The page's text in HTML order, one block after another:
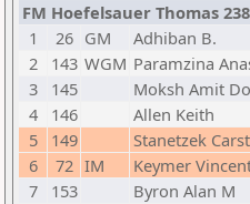
FM Hoefelsauer Thomas
1
26 GM Adhiban B.
2
143 WGM Paramzina
3
145 Moksh Amit
4
146 Allen Keith
5
149 Stanetzek
6
72 IM Keymer
7
153 Byron Alan M